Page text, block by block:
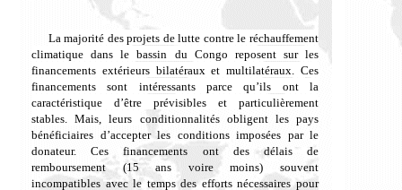
La majorité des projets de lutte contre le réchauffement
climatique dans le bassin du Congo reposent sur les
financements extérieurs bilatéraux et multilatéraux. Ces
financements sont intéressants parce qu’ils ont la
caractéristique d’être prévisibles et particulièrement
stables. Mais, leurs conditionnalités obligent les pays
bénéficiaires d’accepter les conditions imposées par le
donateur. Ces financements ont des délais de
remboursement (15 ans voire moins) souvent
incompatibles avec le temps des efforts nécessaires pour